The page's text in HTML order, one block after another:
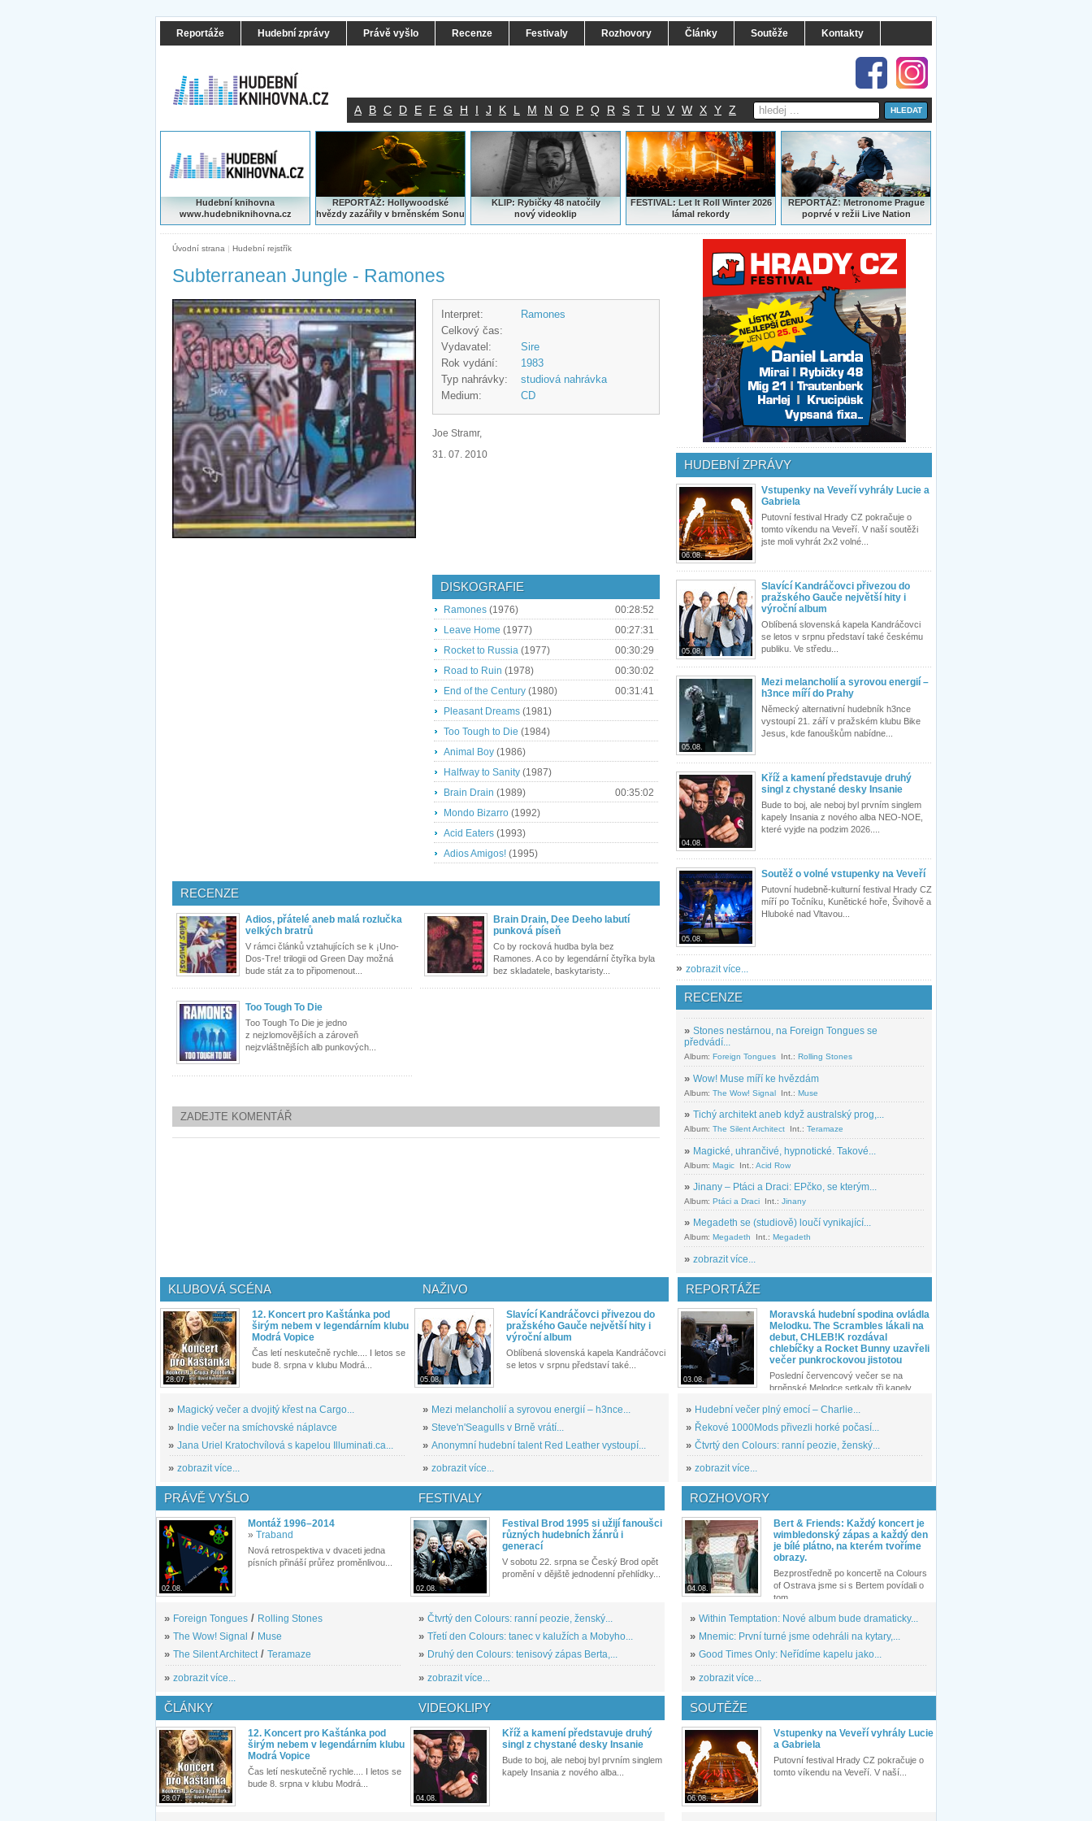
Reportáže Hudební zprávy Právě vyšlo Recenze Festivaly Rozhovory Články Soutěže Kontakty
A B C D E F G H I J K L M N O P Q R S T U V W X Y Z
Hudební knihovna
www.hudebniknihovna.cz
REPORTÁŽ: Hollywoodské
hvězdy zazářily v brněnském Sonu
KLIP: Rybičky 48 natočily
nový videoklip
FESTIVAL: Let It Roll Winter 2026
lámal rekordy
REPORTÁŽ:Metronome Prague
poprvé v režii Live Nation
Úvodní strana | Hudební rejstřík
Subterranean Jungle - Ramones
Interpret:
Ramones
Celkový čas:
Vydavatel:
Sire
Rok vydání:
1983
Typ nahrávky:
studiová nahrávka
Medium:
CD
Joe Stramr,
31. 07. 2010
DISKOGRAFIE
Ramones (1976)
00:28:52
Leave Home (1977)
00:27:31
Rocket to Russia (1977)
00:30:29
Road to Ruin (1978)
00:30:02
End of the Century (1980)
00:31:41
Pleasant Dreams (1981)
Too Tough to Die (1984)
Animal Boy (1986)
Halfway to Sanity (1987)
Brain Drain (1989)
00:35:02
Mondo Bizarro (1992)
Acid Eaters (1993)
Adios Amigos! (1995)
RECENZE
Adios, přátelé aneb malá rozlučka
velkých bratrů
V rámci článků vztahujících se k ¡Uno-
Dos-Tre! trilogii od Green Day možná
bude stát za to připomenout...
Brain Drain, Dee Deeho labutí
punková píseň
Co by rocková hudba byla bez
Ramones. A co by legendární čtyřka byla
bez skladatele, baskytaristy...
Too Tough To Die
Too Tough To Die je jedno
z nejzlomovějších a zároveň
nejzvláštnějších alb punkových...
ZADEJTE KOMENTÁŘ
HUDEBNÍ ZPRÁVY
06.08.
Vstupenky na Veveří vyhrály Lucie a
Gabriela
Putovní festival Hrady CZ pokračuje o
tomto víkendu na Veveří. V naší soutěži
jste moli vyhrát 2x2 volné...
05.08.
Slavící Kandráčovci přivezou do
pražského Gauče největší hity i
výroční album
Oblíbená slovenská kapela Kandráčovci
se letos v srpnu představí také českému
publiku. Ve středu...
05.08.
Mezi melancholií a syrovou energií –
h3nce míří do Prahy
Německý alternativní hudebník h3nce
vystoupí 21. září v pražském klubu Bike
Jesus, kde fanouškům nabídne...
04.08.
Kříž a kamení představuje druhý
singl z chystané desky Insanie
Bude to boj, ale neboj byl prvním singlem
kapely Insania z nového alba NEO-NOE,
které vyjde na podzim 2026....
05.08.
Soutěž o volné vstupenky na Veveří
Putovní hudebně-kulturní festival Hrady CZ
míří po Točníku, Kunětické hoře, Švihově a
Hluboké nad Vltavou...
» zobrazit více...
RECENZE
» Stones nestárnou, na Foreign Tongues se
předvádí...
Album: Foreign Tongues Int.: Rolling Stones
» Wow! Muse míří ke hvězdám
Album: The Wow! Signal Int.: Muse
» Tichý architekt aneb když australský prog,...
Album: The Silent Architect Int.: Teramaze
» Magické, uhrančivé, hypnotické. Takové...
Album: Magic Int.: Acid Row
» Jinany – Ptáci a Draci: EPčko, se kterým...
Album: Ptáci a Draci Int.: Jinany
» Megadeth se (studiově) loučí vynikající...
Album: Megadeth Int.: Megadeth
» zobrazit více...
KLUBOVÁ SCÉNA
28.07.
12. Koncert pro Kaštánka pod
širým nebem v legendárním klubu
Modrá Vopice
Čas letí neskutečně rychle.... I letos se
bude 8. srpna v klubu Modrá...
» Magický večer a dvojitý křest na Cargo...
» Indie večer na smíchovské náplavce
» Jana Uriel Kratochvílová s kapelou Illuminati.ca...
» zobrazit více...
NAŽIVO
05.08.
Slavící Kandráčovci přivezou do
pražského Gauče největší hity i
výroční album
Oblíbená slovenská kapela Kandráčovci
se letos v srpnu představí také...
» Mezi melancholií a syrovou energií – h3nce...
» Steve'n'Seagulls v Brně vrátí...
» Anonymní hudební talent Red Leather vystoupí...
» zobrazit více...
REPORTÁŽE
03.08.
Moravská hudební spodina ovládla
Melodku. The Scrambles lákali na
debut, CHLEB!K rozdával
chlebíčky a Rocket Bunny uzavřeli
večer punkrockovou jistotou
Poslední červencový večer se na
brněnské Melodce setkaly tři kapely...
» Hudební večer plný emocí – Charlie...
» Řekové 1000Mods přivezli horké počasí...
» Čtvrtý den Colours: ranní peozie, ženský...
» zobrazit více...
PRÁVĚ VYŠLO
02.08.
Montáž 1996–2014
» Traband
Nová retrospektiva v dvaceti jedna
písních přináší průřez proměnlivou...
» Foreign Tongues / Rolling Stones
» The Wow! Signal / Muse
» The Silent Architect/ Teramaze
» zobrazit více...
FESTIVALY
02.08.
Festival Brod 1995 si užijí fanoušci
různých hudebních žánrů i
generací
V sobotu 22. srpna se Český Brod opět
promění v dějiště jednodenní přehlídky...
» Čtvrtý den Colours: ranní peozie, ženský...
» Třetí den Colours: tanec v kalužích a Mobyho...
» Druhý den Colours: tenisový zápas Berta,...
» zobrazit více...
ROZHOVORY
04.08.
Bert & Friends: Každý koncert je
wimbledonský zápas a každý den
je bílé plátno, na kterém tvoříme
obrazy.
Bezprostředně po koncertě na Colours
of Ostrava jsme si s Bertem povídali o
tom,...
» Within Temptation: Nové album bude dramaticky...
» Mnemic: První turné jsme odehráli na kytary,...
» Good Times Only: Neřídíme kapelu jako...
» zobrazit více...
ČLÁNKY
28.07.
12. Koncert pro Kaštánka pod
širým nebem v legendárním klubu
Modrá Vopice
Čas letí neskutečně rychle.... I letos se
bude 8. srpna v klubu Modrá...
VIDEOKLIPY
04.08.
Kříž a kamení představuje druhý
singl z chystané desky Insanie
Bude to boj, ale neboj byl prvním singlem
kapely Insania z nového alba...
SOUTĚŽE
06.08.
Vstupenky na Veveří vyhrály Lucie
a Gabriela
Putovní festival Hrady CZ pokračuje o
tomto víkendu na Veveří. V naší...